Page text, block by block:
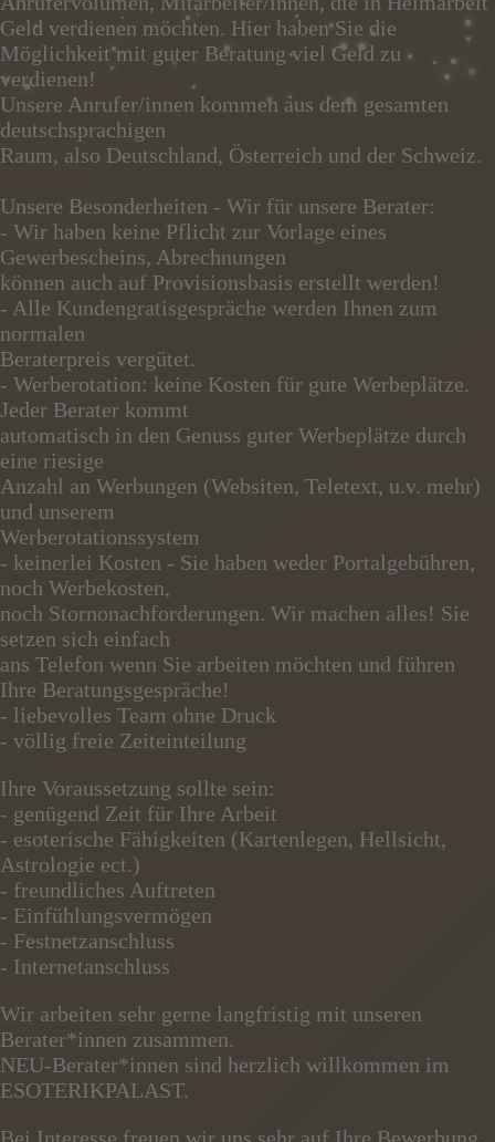
Geld verdienen möchten. Hier haben Sie die
Möglichkeit mit guter Beratung viel Geld zu
verdienen!
Unsere Anrufer/innen kommen aus dem gesamten
deutschsprachigen
Raum, also Deutschland, Österreich und der Schweiz.
Unsere Besonderheiten - Wir für unsere Berater:
- Wir haben keine Pflicht zur Vorlage eines
Gewerbescheins, Abrechnungen
können auch auf Provisionsbasis erstellt werden!
- Alle Kundengratisgespräche werden Ihnen zum
normalen
Beraterpreis vergütet.
- Werberotation: keine Kosten für gute Werbeplätze.
Jeder Berater kommt
automatisch in den Genuss guter Werbeplätze durch
eine riesige
Anzahl an Werbungen (Websiten, Teletext, u.v. mehr)
und unserem
Werberotationssystem
- keinerlei Kosten - Sie haben weder Portalgebühren,
noch Werbekosten,
noch Stornonachforderungen. Wir machen alles! Sie
setzen sich einfach
ans Telefon wenn Sie arbeiten möchten und führen
Ihre Beratungsgespräche!
- liebevolles Team ohne Druck
- völlig freie Zeiteinteilung
Ihre Voraussetzung sollte sein:
- genügend Zeit für Ihre Arbeit
- esoterische Fähigkeiten (Kartenlegen, Hellsicht,
Astrologie ect.)
- freundliches Auftreten
- Einfühlungsvermögen
- Festnetzanschluss
- Internetanschluss
Wir arbeiten sehr gerne langfristig mit unseren
Berater*innen zusammen.
NEU-Berater*innen sind herzlich willkommen im
ESOTERIKPALAST.